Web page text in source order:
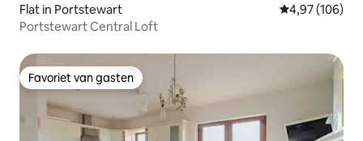
Flat in Portstewart Gemiddelde
4,97 (106)
Portstewart Central Loft
Favoriet van gasten
Favoriet van gasten